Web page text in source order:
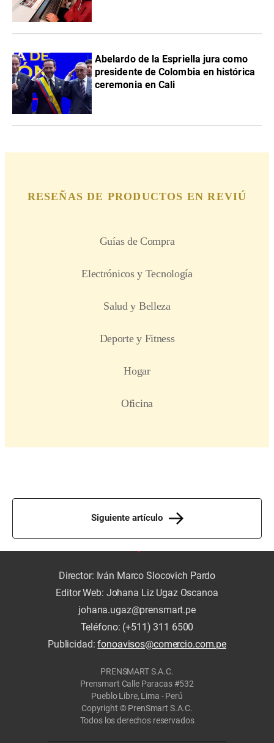
Abelardo de la Espriella jura como
presidente de Colombia en histórica
ceremonia en Cali
Siguiente artículo
Director: Iván Marco Slocovich Pardo
Editor Web: Johana Liz Ugaz Oscanoa
johana.ugaz@prensmart.pe
Teléfono: (+511) 311 6500
Publicidad:fonoavisos@comercio.com.pe
PRENSMART S.A.C.
Prensmart Calle Paracas #532
Pueblo Libre, Lima - Perú
Copyright © PrenSmart S.A.C.
Todos los derechos reservados